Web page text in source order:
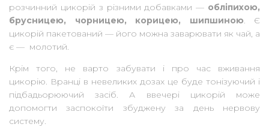
розчинний цикорій з різними добавками — обліпихою,
брусницею, чорницею, корицею, шипшиною . Є
цикорій пакетований — його можна заварювати як чай, а
є — молотий.
Крім того, не варто забувати і про час вживання
цикорію. Вранці в невеликих дозах це буде тонізуючий і
підбадьорюючий засіб. А ввечері цикорій може
допомогти заспокоїти збуджену за день нервову
систему.